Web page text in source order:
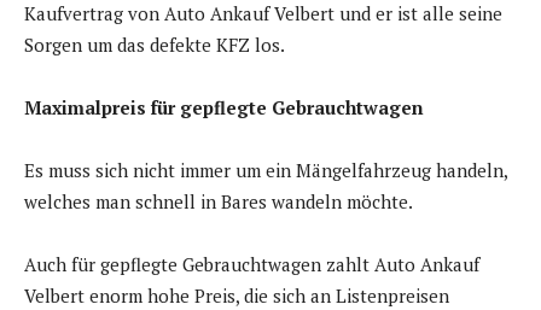
Kaufvertrag von Auto Ankauf Velbert und er ist alle seine
Sorgen um das defekte KFZ los.
Maximalpreis für gepflegte Gebrauchtwagen
Es muss sich nicht immer um ein Mängelfahrzeug handeln,
welches man schnell in Bares wandeln möchte.
Auch für gepflegte Gebrauchtwagen zahlt Auto Ankauf
Velbert enorm hohe Preis, die sich an Listenpreisen